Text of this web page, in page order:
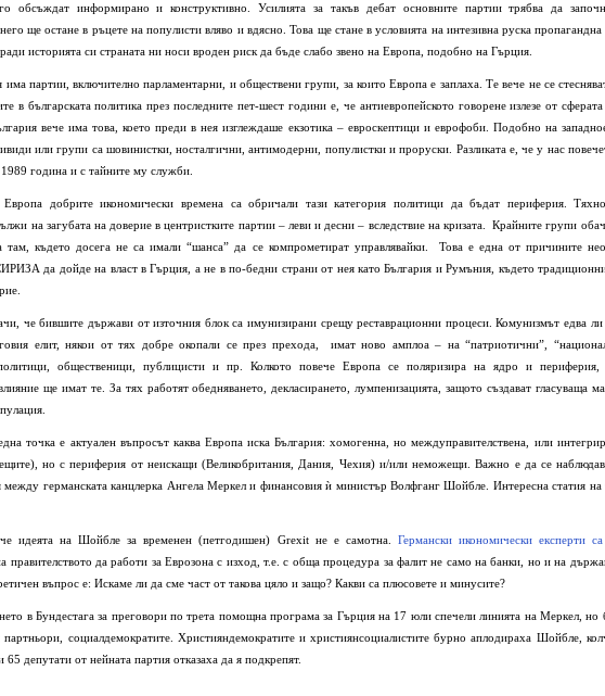
обсъждат информирано и конструктивно. Усилията за такъв дебат основните партии трябва да
ще остане в ръцете на популисти вляво и вдясно. Това ще стане в условията на интезивна руска пропагандна
историята си страната ни носи вроден риск да бъде слабо звено на Европа, подобно на Гърция.
има партии, включително парламентарни, и обществени групи, за които Европа е заплаха. Те вече не се
в българската политика през последните пет-шест години е, че антиевропейското говорене излезе от
вече има това, което преди в нея изглеждаше екзотика – евроскептици и еврофоби. Подобно на
или групи са шовинистки, носталгични, антимодерни, популистки и проруски. Разликата е, че у нас
година и с тайните му служби.
добрите икономически времена са обричали тази категория политици да бъдат периферия.
на загубата на доверие в центристките партии – леви и десни – вследствие на кризата. Крайните групи
там, където досега не са имали “шанса” да се компрометират управлявайки. Това е една от причините
да дойде на власт в Гърция, а не в по-бедни страни от нея като България и Румъния, където
че бившите държави от източния блок са имунизирани срещу реставрационни процеси. Комунизмът едва
елит, някои от тях добре окопали се през прехода, имат ново амплоа – на “патриотични”,
общественици, публицисти и пр. Колкото повече Европа се поляризира на ядро и периферия,
ще имат те. За тях работят обедняването, декласирането, лумпенизацията, защото създават гласуваща
точка е актуален въпросът каква Европа иска България: хомогенна, но междуправителствена, или
но с периферия от неискащи (Великобритания, Дания, Чехия) и/или неможещи. Важно е да се
между германската канцлерка Ангела Меркел и финансовия ѝ министър Волфганг Шойбле. Интересна статия на
идеята на Шойбле за временен (петгодишен) Grexit не е самотна. Германски икономически експерти
правителството да работи за Еврозона с изход, т.е. с обща процедура за фалит не само на банки, но и на
въпрос е: Искаме ли да сме част от такова цяло и защо? Какви са плюсовете и минусите?
в Бундестага за преговори по трета помощна програма за Гърция на 17 юли спечели линията на Меркел, но
партньори, социалдемократите. Християндемократите и християнсоциалистите бурно аплодираха Шойбле,
депутати от нейната партия отказаха да я подкрепят.